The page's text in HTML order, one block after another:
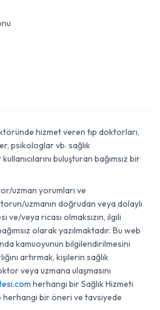
hizmet veren tıp doktorları,
psikologlar vb. sağlık
buluşturan bağımsız bir
uzman yorumları ve
uzmanın doğrudan veya dolaylı
ve/veya ricası olmaksızın, ilgili
olarak yazılmaktadır. Bu web
kamuoyunun bilgilendirilmesini
artırmak, kişilerin sağlık
veya uzmana ulaşmasını
herhangi bir Sağlık Hizmeti
herhangi bir öneri ve tavsiyede